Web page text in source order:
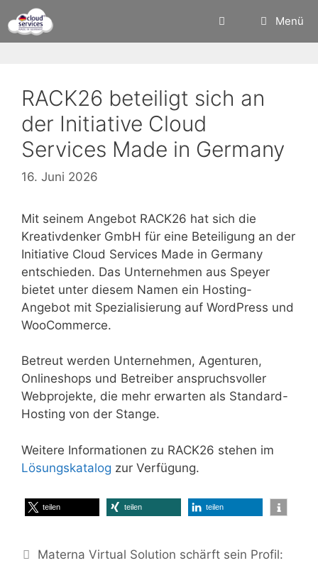
Inhalt
springen
Menü
RACK26 beteiligt sich an
der Initiative Cloud
Services Made in Germany
16. Juni 2026
Mit seinem Angebot RACK26 hat sich die
Kreativdenker GmbH für eine Beteiligung an der
Initiative Cloud Services Made in Germany
entschieden. Das Unternehmen aus Speyer
bietet unter diesem Namen ein Hosting-
Angebot mit Spezialisierung auf WordPress und
WooCommerce.
Betreut werden Unternehmen, Agenturen,
Onlineshops und Betreiber anspruchsvoller
Webprojekte, die mehr erwarten als Standard-
Hosting von der Stange.
Weitere Informationen zu RACK26 stehen im
Lösungskatalog zur Verfügung.
teilen teilen teilen
Materna Virtual Solution schärft sein Profil: